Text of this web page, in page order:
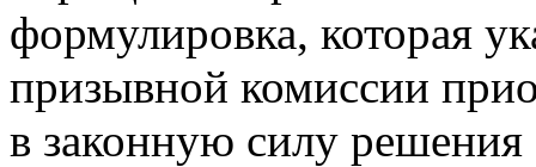
формулировка, которая
призывной комиссии
в законную силу решения